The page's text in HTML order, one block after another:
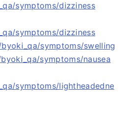
symptoms/dizziness
symptoms/dizziness
symptoms/swelling
symptoms/nausea
symptoms/lightheadedne